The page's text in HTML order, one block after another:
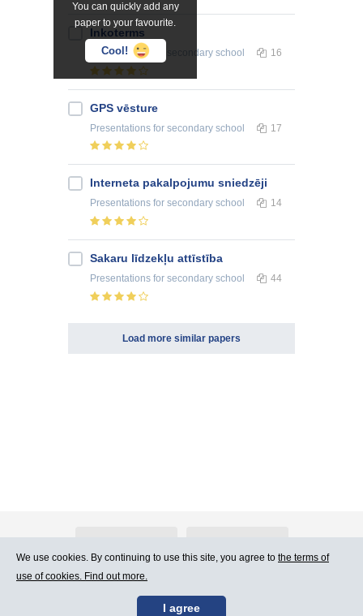
You can quickly add any
paper to your favourite.
Cool!
Inkoterms
Presentations for secondary school 16
GPS vēsture
Presentations for secondary school 17
Interneta pakalpojumu sniedzēji
Presentations for secondary school 14
Sakaru līdzekļu attīstība
Presentations for secondary school 44
Load more similar papers
Contact Us Terms of Use
We use cookies. By continuing to use this site, you agree to the terms of
use of cookies. Find out more.
I agree